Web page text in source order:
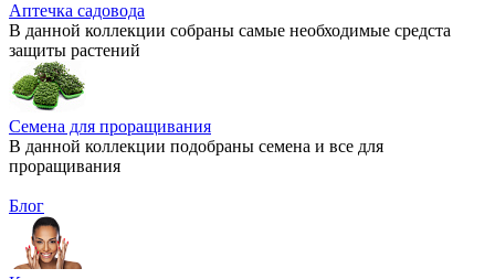
Аптечка садовода
В данной коллекции собраны самые необходимые средста
защиты растений
Семена для проращивания
В данной коллекции подобраны семена и все для
проращивания
Блог